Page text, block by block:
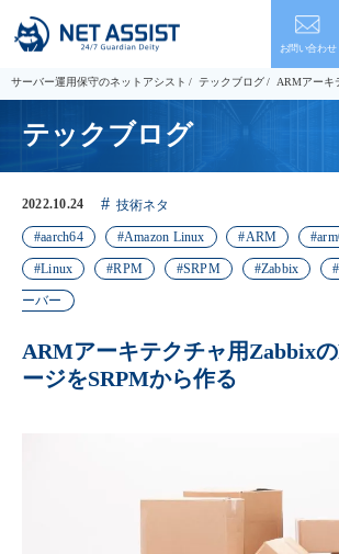
お問い合わせ
サーバー運用保守のネットアシスト テックブログ ARMアーキ
テックブログ
2022.10.24 技術ネタ
aarch64 Amazon Linux ARM
Linux RPM SRPM Zabbix
ーバー
ARMアーキテクチャ用Zabbix
ージをSRPMから作る